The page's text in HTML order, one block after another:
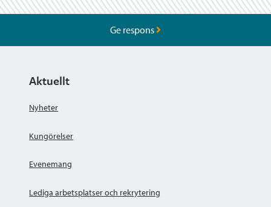
Ge respons
Aktuellt
Nyheter
Kungörelser
Evenemang
Lediga arbetsplatser och rekrytering